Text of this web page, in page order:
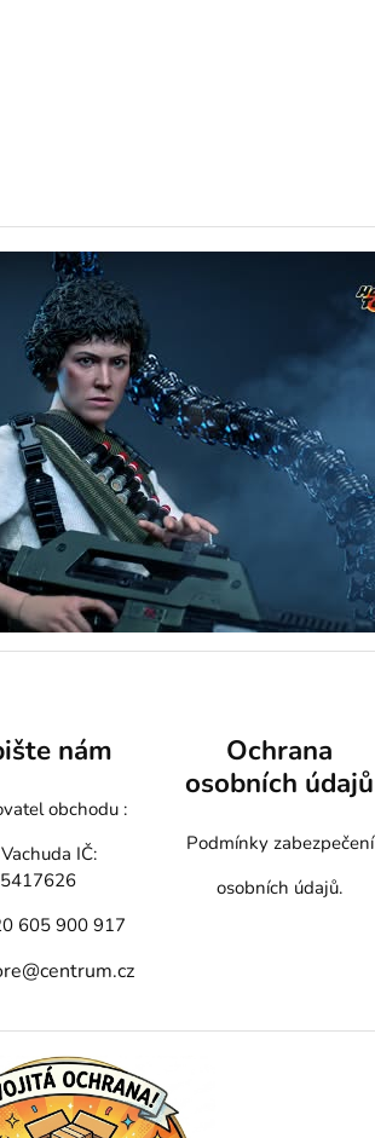
nám
obchodu :
IČ:
605 900 917
Ochrana
osobních údajů
Podmínky zabezpečení
osobních údajů.